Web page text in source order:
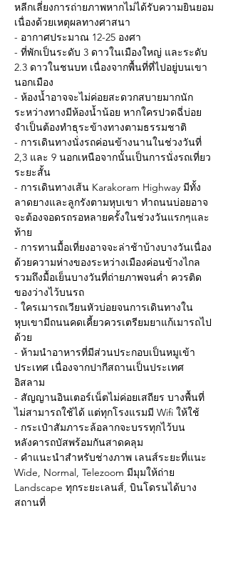
หลีกเลี่ยงการถ่ายภาพหากไม่ได้รับความยินยอม
เนื่องด้วยเหตุผลทางศาสนา
- อากาศประมาณ 12-25 องศา
- ที่พักเป็นระดับ 3 ดาวในเมืองใหญ่ และระดับ
2.3 ดาวในชนบท เนื่องจากพื้นที่ที่ไปอยู่บนเขา
นอกเมือง
- ห้องน้ำอาจจะไม่ค่อยสะดวกสบายมากนัก
ระหว่างทางมีห้องน้ำน้อย หากใครปวดฉี่บ่อย
จำเป็นต้องทำธุระข้างทางตามธรรมชาติ
- การเดินทางนั่งรถค่อนข้างนานในช่วงวันที่
2,3 และ 9 นอกเหนือจากนั้นเป็นการนั่งรถเที่ยว
ระยะสั้น
- การเดินทางเส้น Karakoram Highway มีทั้ง
ลาดยางและลูกรังตามหุบเขา ทำถนนบ่อยอาจ
จะต้องจอดรถรอหลายครั้งในช่วงวันแรกๆและ
ท้าย
- การทานมื้อเที่ยงอาจจะล่าช้าบ้างบางวันเนื่อง
ด้วยความห่างของระหว่างเมืองค่อนข้างไกล
รวมถึงมื้อเย็นบางวันที่ถ่ายภาพจนค่ำ ควรติด
ของว่างไว้บนรถ
- ใครเมารถเวียนหัวบ่อยจนการเดินทางใน
หุบเขามีถนนคดเคี้ยวควรเตรียมยาแก้เมารถไป
ด้วย
- ห้ามนำอาหารที่มีส่วนประกอบเป็นหมูเข้า
ประเทศ เนื่องจากปากีสถานเป็นประเทศ
อิสลาม
- สัญญานอินเตอร์เน็ตไม่ค่อยเสถียร บางพื้นที่
ไม่สามารถใช้ได้ แต่ทุกโรงแรมมี Wifi ให้ใช้
- กระเป๋าสัมภาระล้อลากจะบรรทุกไว้บน
หลังคารถบัสพร้อมกันสาดคลุม
- คำแนะนำสำหรับช่างภาพ เลนส์ระยะที่แนะ
Wide, Normal, Telezoom มีมุมให้ถ่าย
Landscape ทุกระยะเลนส์, บินโดรนได้บาง
สถานที่